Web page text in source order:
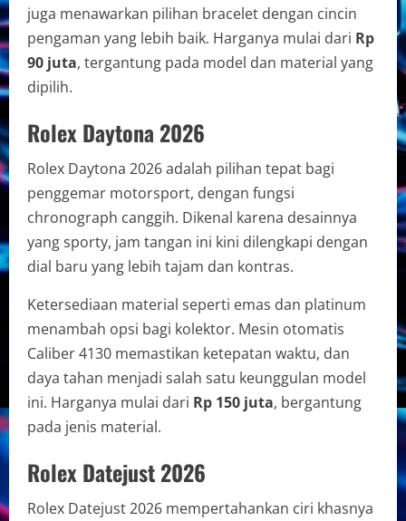
juga menawarkan pilihan bracelet dengan cincin
pengaman yang lebih baik. Harganya mulai dari Rp
90 juta, tergantung pada model dan material yang
dipilih.
Rolex Daytona 2026
Rolex Daytona 2026 adalah pilihan tepat bagi
penggemar motorsport, dengan fungsi
chronograph canggih. Dikenal karena desainnya
yang sporty, jam tangan ini kini dilengkapi dengan
dial baru yang lebih tajam dan kontras.
Ketersediaan material seperti emas dan platinum
menambah opsi bagi kolektor. Mesin otomatis
Caliber 4130 memastikan ketepatan waktu, dan
daya tahan menjadi salah satu keunggulan model
ini. Harganya mulai dari Rp 150 juta, bergantung
pada jenis material.
Rolex Datejust 2026
Rolex Datejust 2026 mempertahankan ciri khasnya